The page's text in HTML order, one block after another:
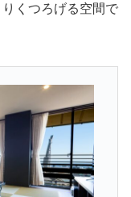
くつろげる空間で